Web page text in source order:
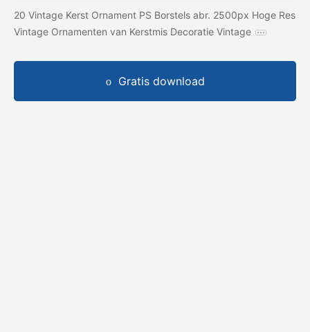
20 Vintage Kerst Ornament PS Borstels abr. 2500px Hoge Res
Vintage Ornamenten van Kerstmis Decoratie Vintage
Gratis download